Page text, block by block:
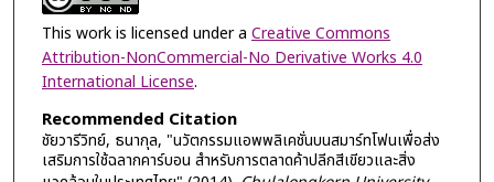
This work is licensed under a Creative Commons
Attribution-NonCommercial-No Derivative Works 4.0
International License.
Recommended Citation
ชัยวารีวิทย์, ธนากุล, "นวัตกรรมแอพพลิเคชั่นบนสมาร์ทโฟนเพื่อส่ง
เสริมการใช้ฉลากคาร์บอน สำหรับการตลาดค้าปลีกสีเขียวและสิ่ง